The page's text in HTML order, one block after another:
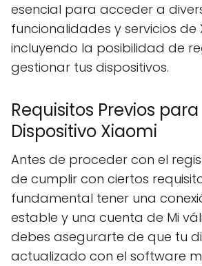
esencial para acceder a
funcionalidades y servicios de
incluyendo la posibilidad de
gestionar tus dispositivos.
Requisitos Previos
Dispositivo Xiaomi
Antes de proceder con el
de cumplir con ciertos
fundamental tener una
estable y una cuenta de Mi
debes asegurarte de que tu
actualizado con el software